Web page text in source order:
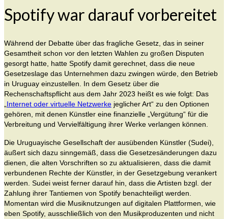
Spotify war darauf vorbereitet
Während der Debatte über das fragliche Gesetz, das in seiner
Gesamtheit schon vor den letzten Wahlen zu großen Disputen
gesorgt hatte, hatte Spotify damit gerechnet, dass die neue
Gesetzeslage das Unternehmen dazu zwingen würde, den Betrieb
in Uruguay einzustellen. In dem Gesetz über die
Rechenschaftspflicht aus dem Jahr 2023 heißt es wie folgt: Das
Internet oder virtuelle Netzwerke jeglicher Art“ zu den Optionen
gehören, mit denen Künstler eine finanzielle „Vergütung“ für die
Verbreitung und Vervielfältigung ihrer Werke verlangen können.
Die Uruguayische Gesellschaft der ausübenden Künstler (Sudei),
äußert sich dazu sinngemäß, dass die Gesetzesänderungen dazu
dienen, die alten Vorschriften so zu aktualisieren, dass die damit
verbundenen Rechte der Künstler, in der Gesetzgebung verankert
werden. Sudei weist ferner darauf hin, dass die Artisten bzgl. der
Zahlung ihrer Tantiemen von Spotify benachteiligt werden.
Momentan wird die Musiknutzungen auf digitalen Plattformen, wie
eben Spotify, ausschließlich von den Musikproduzenten und nicht